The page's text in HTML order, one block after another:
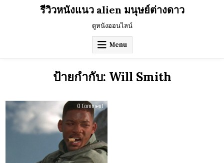
รีวิวหนังแนว alien มนุษย์ต่างดาว
ดูหนังออนไลน์
Menu
ป้ายกำกับ: Will Smith
0 Commenton
รีวิว
Independence
Day
สงคราม
วันดับ
โลก